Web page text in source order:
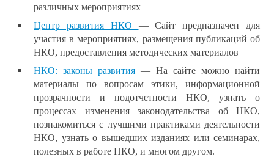
различных мероприятиях
Центр развития НКО — Сайт предназначен для
участия в мероприятиях, размещения публикаций об
НКО, предоставления методических материалов
НКО: законы развития — На сайте можно найти
материалы по вопросам этики, информационной
прозрачности и подотчетности НКО, узнать о
процессах изменения законодательства об НКО,
познакомиться с лучшими практиками деятельности
НКО, узнать о вышедших изданиях или семинарах,
полезных в работе НКО, и многом другом.